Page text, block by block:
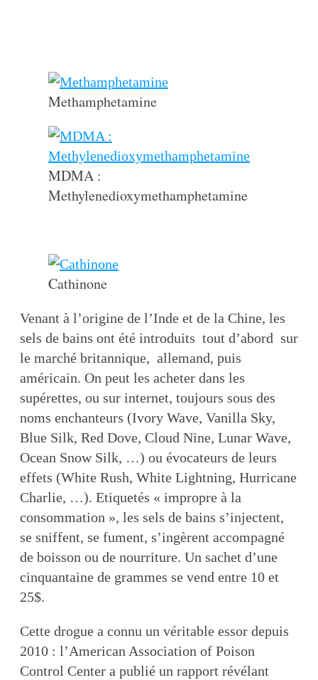
Methamphetamine
MDMA :
Methylenedioxymethamphetamine
Cathinone
Venant à l’origine de l’Inde et de la Chine, les
sels de bains ont été introduits tout d’abord sur
le marché britannique, allemand, puis
américain. On peut les acheter dans les
supérettes, ou sur internet, toujours sous des
noms enchanteurs (Ivory Wave, Vanilla Sky,
Blue Silk, Red Dove, Cloud Nine, Lunar Wave,
Ocean Snow Silk, …) ou évocateurs de leurs
effets (White Rush, White Lightning, Hurricane
Charlie, …). Etiquetés « impropre à la
consommation », les sels de bains s’injectent,
se sniffent, se fument, s’ingèrent accompagné
de boisson ou de nourriture. Un sachet d’une
cinquantaine de grammes se vend entre 10 et
25$.
Cette drogue a connu un véritable essor depuis
2010 : l’American Association of Poison
Control Center a publié un rapport révélant